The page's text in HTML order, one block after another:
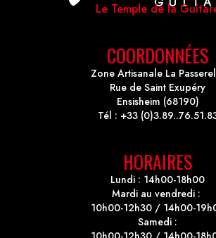
Le Temple de la
COORDONNÉES
Zone Artisanale La
Rue de Saint Exupéry
Ensisheim (68190)
Tél : +33
HORAIRES
Lundi : 14h00-18h00
Mardi au vendredi :
10h00-12h30 / 14h00-
Samedi :